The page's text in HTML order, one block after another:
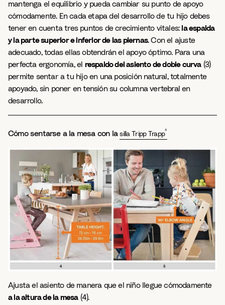
mantenga el equilibrio y pueda cambiar su punto de apoyo
cómodamente. En cada etapa del desarrollo de tu hijo debes
tener en cuenta tres puntos de crecimiento vitales: la espalda
y la parte superior e inferior de las piernas. Con el ajuste
adecuado, todas ellas obtendrán el apoyo óptimo. Para una
perfecta ergonomía, el respaldo del asiento de doble curva(3)
permite sentar a tu hijo en una posición natural, totalmente
apoyado, sin poner en tensión su columna vertebral en
desarrollo.
Cómo sentarse a la mesa con lasilla Tripp Trapp®
Ajusta el asiento de manera que el niño llegue cómodamente
a la altura de la mesa(4).